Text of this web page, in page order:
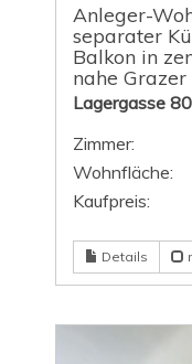
Anleger-
separater
Balkon in
nahe
Lagergasse
Zimmer:
Wohnfläche:
Kaufpreis:
Details